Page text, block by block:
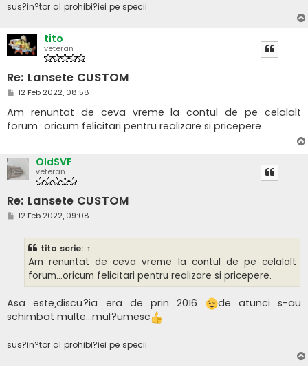
sus?in?tor al prohibi?iei pe specii
tito
veteran
Re: Lansete CUSTOM
M
s
a
j
12 Feb 2022, 08:58
Am renuntat de ceva vreme la contul de pe celalalt
forum...oricum felicitari pentru realizare si pricepere.
OldSVF
veteran
Re: Lansete CUSTOM
M
12 Feb 2022, 09:08
tito scrie: ↑
Am renuntat de ceva vreme la contul de pe celalalt
forum...oricum felicitari pentru realizare si pricepere.
Asa este,discu?ia era de prin 2016
de atunci s-au
schimbat multe...mul?umesc
sus?in?tor al prohibi?iei pe specii